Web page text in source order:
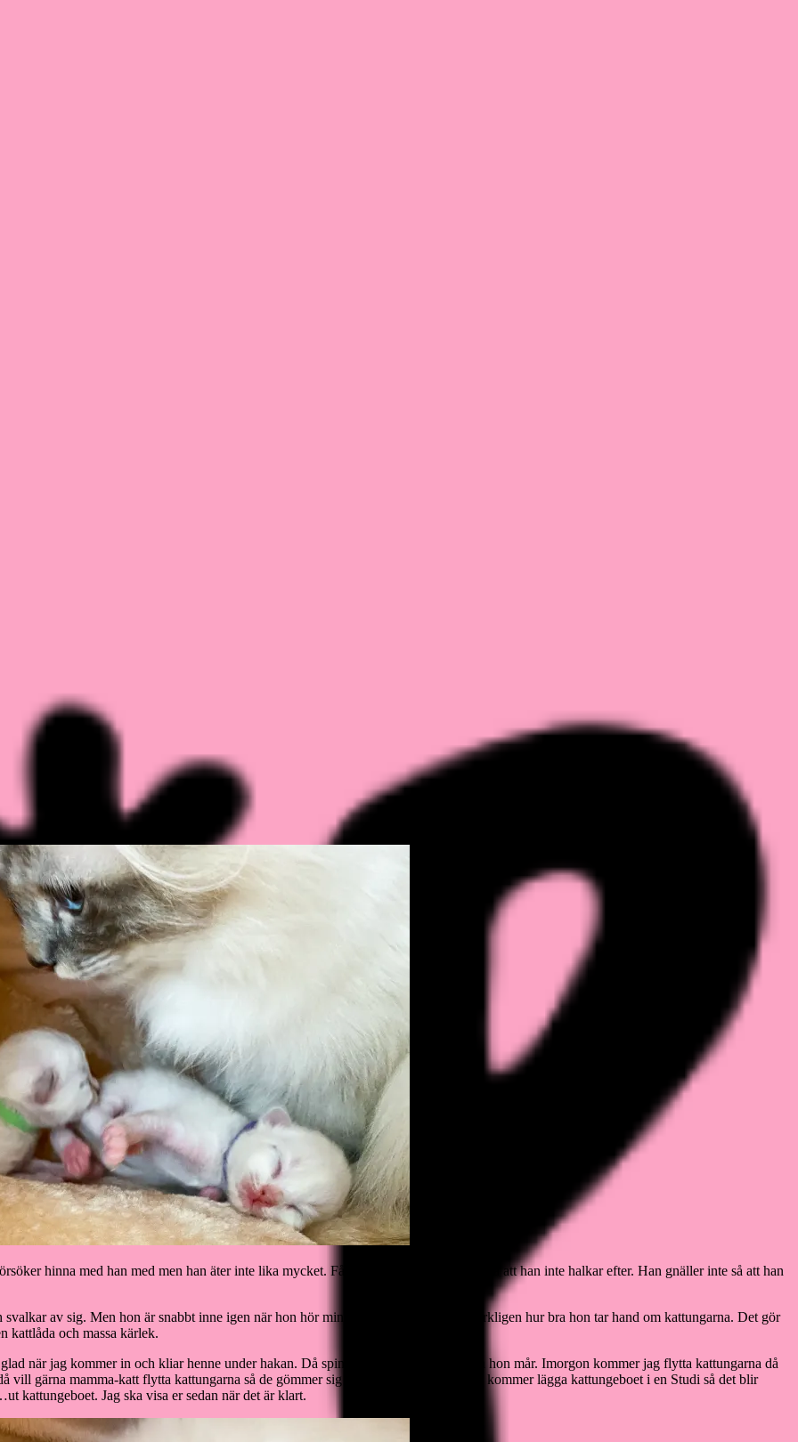
hinna med han med men han äter inte lika mycket. Får hålla lite koll på honom så att han inte halkar efter. Han gnäller inte så att han
av sig. Men hon är snabbt inne igen när hon hör minsta lilla pip. Jag gillar verkligen hur bra hon tar hand om kattungarna. Det gör
kattlåda och massa kärlek.
när jag kommer in och kliar henne under hakan. Då spinner hon och visar hur bra hon mår. Imorgon kommer jag flytta kattungarna då
vill gärna mamma-katt flytta kattungarna så de gömmer sig i där det är mörkt. Så jag kommer lägga kattungeboet i en Studi så det blir
kattungeboet. Jag ska visa er sedan när det är klart.